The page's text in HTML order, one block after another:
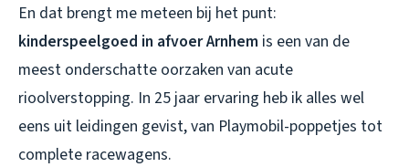
En dat brengt me meteen bij het punt:
kinderspeelgoed in afvoer Arnhem is een van de
meest onderschatte oorzaken van acute
rioolverstopping. In 25 jaar ervaring heb ik alles wel
eens uit leidingen gevist, van Playmobil-poppetjes tot
complete racewagens.